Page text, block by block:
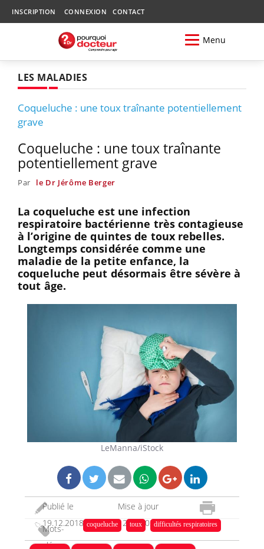
INSCRIPTION CONNEXION CONTACT
Menu
LES MALADIES
Coqueluche : une toux traînante potentiellement
grave
Coqueluche : une toux traînante
potentiellement grave
Par le Dr Jérôme Berger
La coqueluche est une infection
respiratoire bactérienne très contagieuse
à l’origine de quintes de toux rebelles.
Longtemps considérée comme une
maladie de la petite enfance, la
coqueluche peut désormais être sévère à
tout âge.
LeManna/iStock
Publié le
19.12.2018
Mise à jour
12.07.2023
Mots-
clés :
coqueluche toux difficultés respiratoires